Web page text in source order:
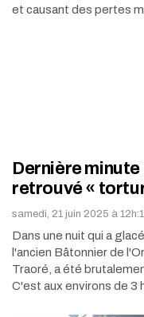
et causant des pertes
Dernière
retrouvé «
samedi, 21 juin 2025 à
Dans une nuit qui a
l'ancien Bâtonnier de
Traoré, a été
C'est aux environs de 3